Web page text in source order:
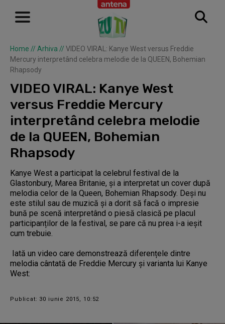
Home // Arhiva // VIDEO VIRAL: Kanye West versus Freddie
Mercury interpretând celebra melodie de la QUEEN, Bohemian
Rhapsody
VIDEO VIRAL: Kanye West
versus Freddie Mercury
interpretând celebra melodie
de la QUEEN, Bohemian
Rhapsody
Kanye West a participat la celebrul festival de la
Glastonbury, Marea Britanie, și a interpretat un cover după
melodia celor de la Queen, Bohemian Rhapsody. Deși nu
este stilul sau de muzică și a dorit să facă o impresie
bună pe scenă interpretând o piesă clasică pe placul
participanților de la festival, se pare că nu prea i-a ieșit
cum trebuie.
Iată un video care demonstrează diferențele dintre
melodia cântată de Freddie Mercury și varianta lui Kanye
West:
Publicat: 30 iunie 2015, 10:52